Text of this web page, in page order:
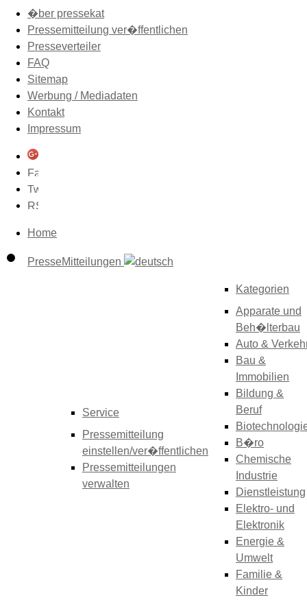
�ber pressekat
Pressemitteilung ver�ffentlichen
Presseverteiler
FAQ
Sitemap
Werbung / Mediadaten
Kontakt
Impressum
Home
PresseMitteilungen
Service
Pressemitteilung
einstellen/ver�ffentlichen
Pressemitteilungen
verwalten
Kategorien
Apparate und
Beh�lterbau
Auto &
Bau &
Immobilien
Bildung &
Beruf
B�ro
Chemische
Industrie
Dienstleistung
Elektro- und
Elektronik
Energie &
Umwelt
Familie &
Kinder